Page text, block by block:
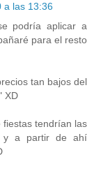
a las 13:36
podría aplicar a
para el resto
tan bajos del
XD
fiestas tendrían las
y a partir de ahí